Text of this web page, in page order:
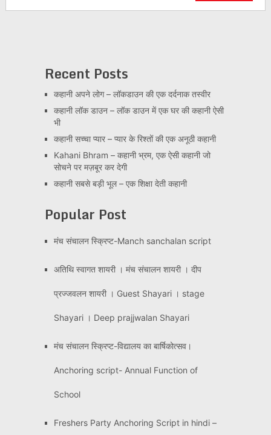
Recent Posts
कहानी अपने लोग – लॉकडाउन की एक दर्दनाक तस्वीर
कहानी लॉक डाउन – लॉक डाउन में एक घर की कहानी ऐसी
भी
कहानी सच्चा प्यार – प्यार के रिश्तों की एक अनूठी कहानी
Kahani Bhram – कहानी भ्रम, एक ऐसी कहानी जो
सोचने पर मज़बूर कर देगी
कहानी सबसे बड़ी भूल – एक शिक्षा देती कहानी
Popular Post
मंच संचालन स्क्रिप्ट-Manch sanchalan script
अतिथि स्वागत शायरी । मंच संचालन शायरी । दीप
प्रज्जवलन शायरी । Guest Shayari । stage
Shayari । Deep prajjwalan Shayari
मंच संचालन स्क्रिप्ट-विद्यालय का बार्षिकोत्सव।
Anchoring script- Annual Function of
School
Freshers Party Anchoring Script in hindi –